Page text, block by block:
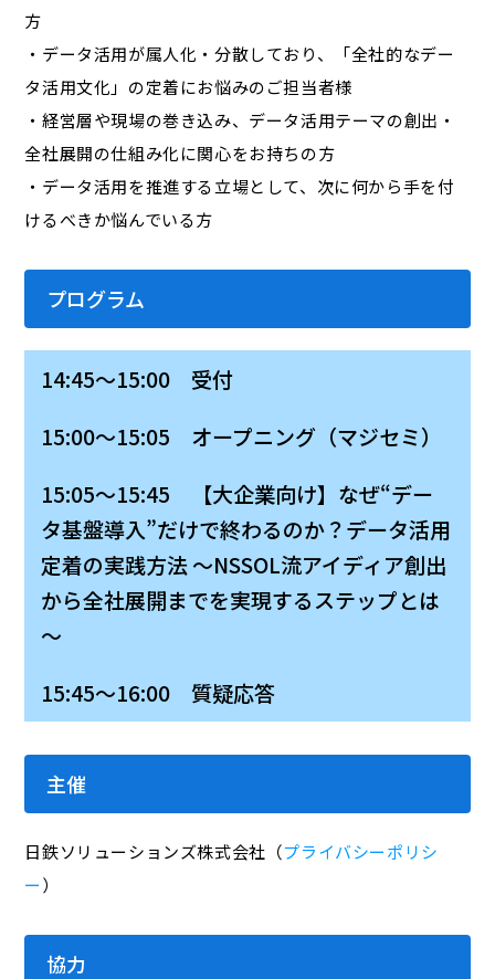
方
・データ活用が属人化・分散しており、「全社的なデー
タ活用文化」の定着にお悩みのご担当者様
・経営層や現場の巻き込み、データ活用テーマの創出・
全社展開の仕組み化に関心をお持ちの方
・データ活用を推進する立場として、次に何から手を付
けるべきか悩んでいる方
プログラム
14:45～15:00 受付
15:00～15:05 オープニング（マジセミ）
15:05～15:45 【大企業向け】なぜ“デー
タ基盤導入”だけで終わるのか？データ活用
定着の実践方法 ～NSSOL流アイディア創出
から全社展開までを実現するステップとは
～
15:45～16:00 質疑応答
主催
日鉄ソリューションズ株式会社（プライバシーポリシ
ー）
協力